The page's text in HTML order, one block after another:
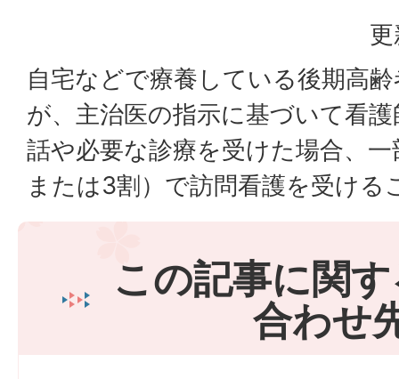
自宅などで療養している後期高
が、主治医の指示に基づいて看
話や必要な診療を受けた場合、
または3割）で訪問看護を受ける
この記事に関
合わせ